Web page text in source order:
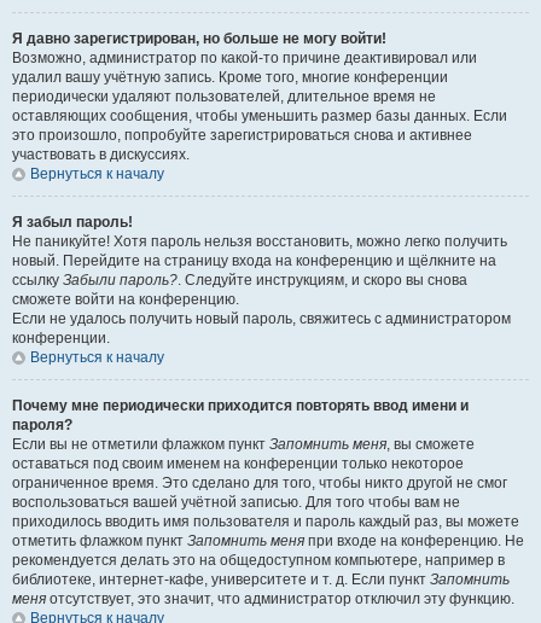
Я давно зарегистрирован, но больше не могу войти!
Возможно, администратор по какой-то причине деактивировал или
удалил вашу учётную запись. Кроме того, многие конференции
периодически удаляют пользователей, длительное время не
оставляющих сообщения, чтобы уменьшить размер базы данных. Если
это произошло, попробуйте зарегистрироваться снова и активнее
участвовать в дискуссиях.
Вернуться к началу
Я забыл пароль!
Не паникуйте! Хотя пароль нельзя восстановить, можно легко получить
новый. Перейдите на страницу входа на конференцию и щёлкните на
ссылку Забыли пароль?. Следуйте инструкциям, и скоро вы снова
сможете войти на конференцию.
Если не удалось получить новый пароль, свяжитесь с администратором
конференции.
Вернуться к началу
Почему мне периодически приходится повторять ввод имени и
пароля?
Если вы не отметили флажком пункт Запомнить меня, вы сможете
оставаться под своим именем на конференции только некоторое
ограниченное время. Это сделано для того, чтобы никто другой не смог
воспользоваться вашей учётной записью. Для того чтобы вам не
приходилось вводить имя пользователя и пароль каждый раз, вы можете
отметить флажком пункт Запомнить меня при входе на конференцию. Не
рекомендуется делать это на общедоступном компьютере, например в
библиотеке, интернет-кафе, университете и т. д. Если пункт Запомнить
меня отсутствует, это значит, что администратор отключил эту функцию.
Вернуться к началу